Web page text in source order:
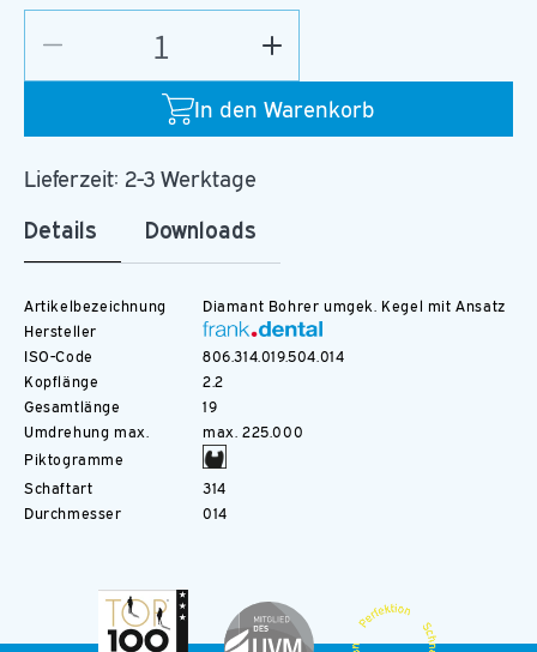
In den Warenkorb
die
für
Erhöhe
die
Menge
für
Lieferzeit: 2-3 Werktage
Details
Downloads
Artikelbezeichnung
Diamant Bohrer umgek. Kegel mit Ansatz
Hersteller
ISO-Code
806.314.019.504.014
Kopflänge
2.2
Gesamtlänge
19
Umdrehung max.
max. 225.000
Piktogramme
Schaftart
314
Durchmesser
014